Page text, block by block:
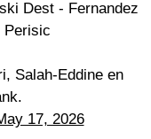
Dest - Fernandez
Perisic
Salah-Eddine en
17, 2026